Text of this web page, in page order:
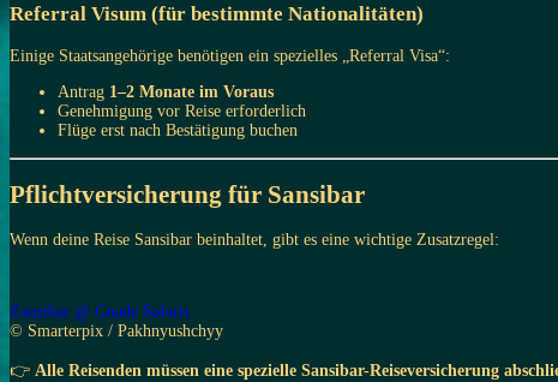
Referral Visum (für bestimmte Nationalitäten)
Einige Staatsangehörige benötigen ein spezielles „Referral Visa“:
Antrag 1–2 Monate im Voraus
Genehmigung vor Reise erforderlich
Flüge erst nach Bestätigung buchen
Pflichtversicherung für Sansibar
Wenn deine Reise Sansibar beinhaltet, gibt es eine wichtige Zusatzregel:
Zanzibar @ Gnade Safaris
© Smarterpix / Pakhnyushchyy
👉 Alle Reisenden müssen eine spezielle Sansibar-Reiseversicherung